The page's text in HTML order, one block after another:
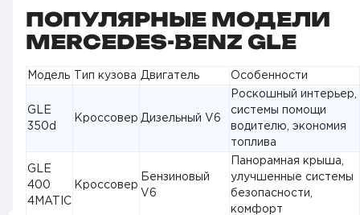
ПОПУЛЯРНЫЕ МОДЕЛИ
MERCEDES-BENZ GLE
Модель Тип кузова Двигатель Особенности
GLE
350d
Кроссовер Дизельный V6
Роскошный интерьер,
системы помощи
водителю, экономия
топлива
GLE
400
4MATIC
Кроссовер
Бензиновый
V6
Панорамная крыша,
улучшенные системы
безопасности,
комфорт